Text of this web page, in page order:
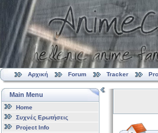
Αρχική Forum Tracker
Main Menu
Home
Συχνές Ερωτήσεις
Project Info